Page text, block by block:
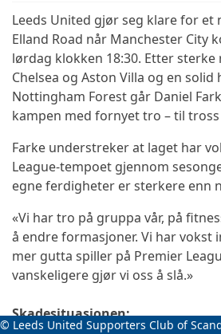
Leeds United gjør seg klare for
Elland Road når Manchester City
lørdag klokken 18:30. Etter
Chelsea og Aston Villa og en
Nottingham Forest går Daniel
kampen med fornyet tro – til
Farke understreker at laget har
League‑tempoet gjennom
egne ferdigheter er sterkere enn
«Vi har tro på gruppa vår, på
å endre formasjoner. Vi har vokst
mer gutta spiller på Premier
vanskeligere gjør vi oss å slå.»
Skadesituasjonen:
© Leeds United Supporters Club of